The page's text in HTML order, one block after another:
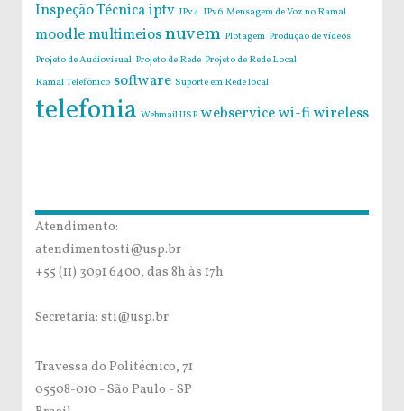
Inspeção Técnicaiptv IPv4 IPv6 Mensagem de Voz no Ramal
moodlemultimeiosnuvem Plotagem Produção de vídeos
Projeto de Audiovisual Projeto de Rede Projeto de Rede Local
Ramal Telefônico software Suporte em Rede local
telefonia Webmail USP webservicewi-fiwireless
Atendimento:
atendimentosti@usp.br
+55 (11) 3091 6400, das 8h às 17h
Secretaria: sti@usp.br
Travessa do Politécnico, 71
05508-010 - São Paulo - SP